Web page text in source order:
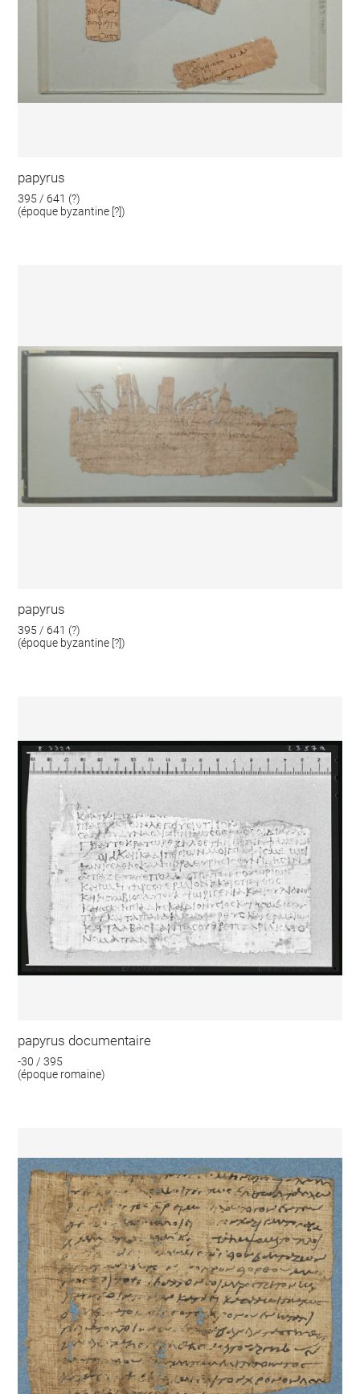
papyrus
395 / 641 (?)
(époque byzantine [?])
papyrus
395 / 641 (?)
(époque byzantine [?])
papyrus documentaire
-30 / 395
(époque romaine)